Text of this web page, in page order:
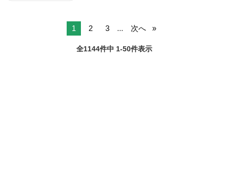
1 2 3 ... 次へ
全1144件中 1-50件表示